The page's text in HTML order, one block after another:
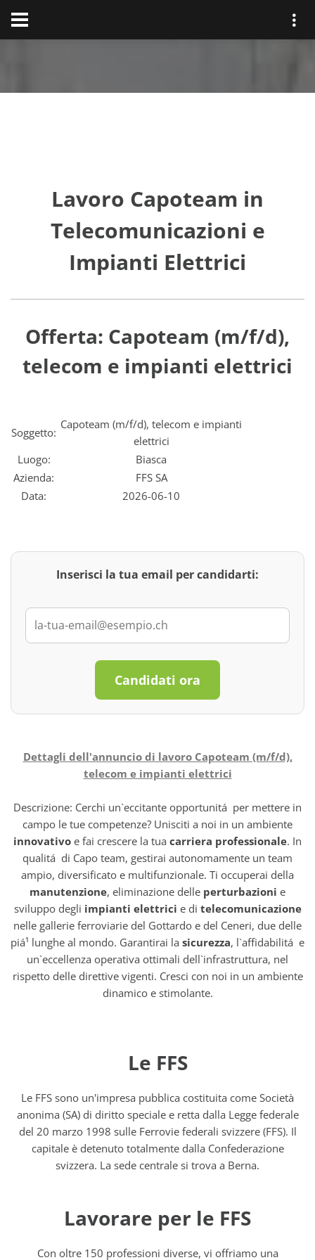
Lavoro Capoteam in
Telecomunicazioni e
Impianti Elettrici
Offerta: Capoteam (m/f/d),
telecom e impianti elettrici
Soggetto:
Capoteam (m/f/d), telecom e impianti
elettrici
Luogo:
Biasca
Azienda:
FFS SA
Data:
2026-06-10
Inserisci la tua email per candidarti:
Candidati ora
Dettagli dell'annuncio di lavoro Capoteam (m/f/d),
telecom e impianti elettrici
Descrizione: Cerchi un`eccitante opportunitá per mettere in
campo le tue competenze? Unisciti a noi in un ambiente
innovativo e fai crescere la tua carriera professionale. In
qualitá di Capo team, gestirai autonomamente un team
ampio, diversificato e multifunzionale. Ti occuperai della
manutenzione, eliminazione delle perturbazioni e
sviluppo degli impianti elettrici e di telecomunicazione
nelle gallerie ferroviarie del Gottardo e del Ceneri, due delle
piá¹ lunghe al mondo. Garantirai la sicurezza, l`affidabilitá e
un`eccellenza operativa ottimali dell`infrastruttura, nel
rispetto delle direttive vigenti. Cresci con noi in un ambiente
dinamico e stimolante.
Le FFS
Le FFS sono un'impresa pubblica costituita come Società
anonima (SA) di diritto speciale e retta dalla Legge federale
del 20 marzo 1998 sulle Ferrovie federali svizzere (FFS). Il
capitale è detenuto totalmente dalla Confederazione
svizzera. La sede centrale si trova a Berna.
Lavorare per le FFS
Con oltre 150 professioni diverse, vi offriamo una